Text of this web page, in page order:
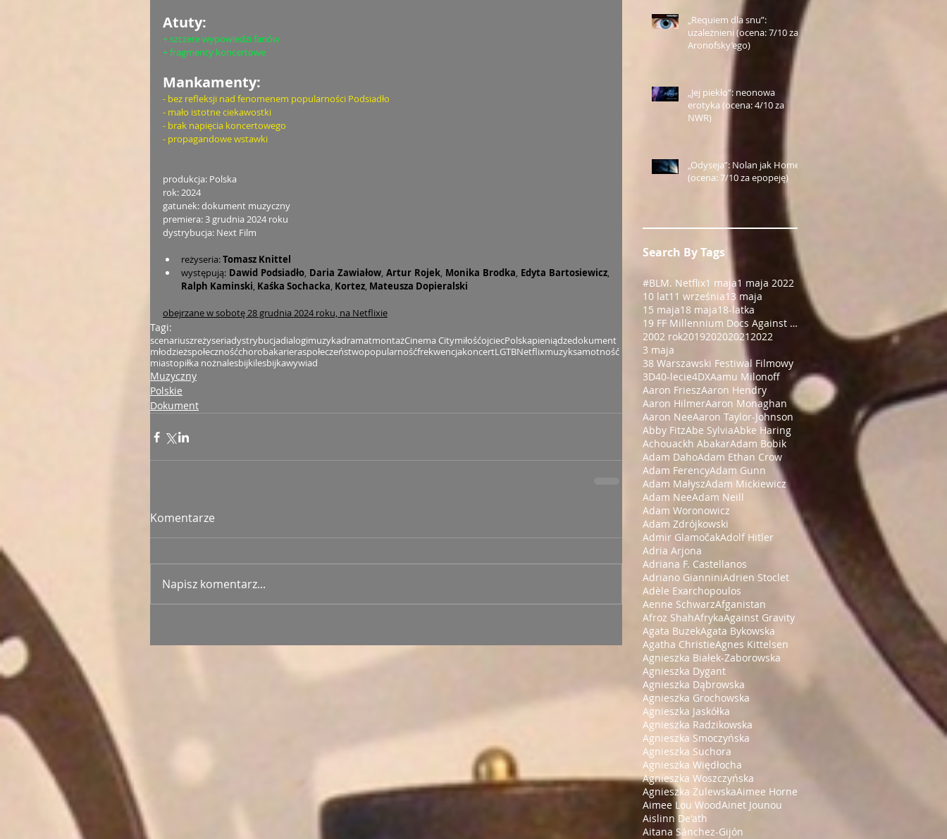
Atuty:
+ szczere wypowiedzi fanów
+ fragmenty koncertowe
Mankamenty:
- bez refleksji nad fenomenem popularności Podsiadło
- mało istotne ciekawostki
- brak napięcia koncertowego
- propagandowe wstawki
produkcja: Polska
rok: 2024
gatunek: dokument muzyczny
premiera: 3 grudnia 2024 roku
dystrybucja: Next Film
reżyseria: Tomasz Knittel
występują: Dawid Podsiadło, Daria Zawiałow, Artur Rojek, Monika Brodka, Edyta Bartosiewicz
Ralph Kaminski, Kaśka Sochacka, Kortez, Mateusza Dopieralski
obejrzane w sobotę 28 grudnia 2024 roku, na Netflixie
Tagi:
scenariuszreżyseriadystrybucjadialogimuzykadramatmontażCinema CitymiłośćojciecPolskapieniądzedokument
młodzieżspołecznośćchorobakarieraspołeczeństwopopularnośćfrekwencjakoncertLGTBNetflixmuzyksamotność
miastopiłka nożnalesbijkilesbijkawywiad
Muzyczny
Polskie
Dokument
Komentarze
Napisz komentarz...
„Requiem dla snu”:
uzależnieni (ocena: 7/10 za
Aronofsky’ego)
„Jej piekło”: neonowa
erotyka (ocena: 4/10 za
NWR)
„Odyseja”: Nolan jak Homer
(ocena: 7/10 za epopeję)
Search By Tags
#BLM. Netflix1 maja1 maja 2022
10 lat11 września13 maja
15 maja18 maja18-latka
19 FF Millennium Docs Against Gravity!
2002 rok201920202021 2022
3 maja
38 Warszawski Festiwal Filmowy
3D40-lecie4DXAamu Milonoff
Aaron FrieszAaron Hendry
Aaron HilmerAaron Monaghan
Aaron NeeAaron Taylor-Johnson
Abby FitzAbe SylviaAbke Haring
Achouackh AbakarAdam Bobik
Adam DahoAdam Ethan Crow
Adam FerencyAdam Gunn
Adam MałyszAdam Mickiewicz
Adam NeeAdam Neill
Adam Woronowicz
Adam Zdrójkowski
Admir GlamočakAdolf Hitler
Adria Arjona
Adriana F. Castellanos
Adriano GianniniAdrien Stoclet
Adèle Exarchopoulos
Aenne SchwarzAfganistan
Afroz ShahAfrykaAgainst Gravity
Agata BuzekAgata Bykowska
Agatha ChristieAgnes Kittelsen
Agnieszka Białek-Zaborowska
Agnieszka Dygant
Agnieszka Dąbrowska
Agnieszka Grochowska
Agnieszka Jaskółka
Agnieszka Radzikowska
Agnieszka Smoczyńska
Agnieszka Suchora
Agnieszka Więdłocha
Agnieszka Woszczyńska
Agnieszka ŻulewskaAimee Horne
Aimee Lou WoodAinet Jounou
Aislinn De'ath
Aitana Sánchez-Gijón